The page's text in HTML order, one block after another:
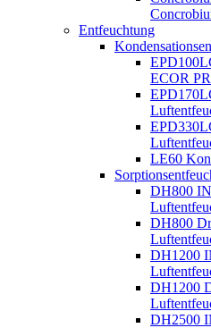
Entfeuchtung
ECOR
LE60
DH800
DH800
DH1200
DH1200
DH2500